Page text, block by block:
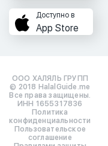
Доступно в
App Store
ООО ХАЛЯЛЬ ГРУПП
© 2018 HalalGuide.me
Все права защищены.
ИНН 1655317836
Политика
конфиденциальности
Пользовательское
соглашение